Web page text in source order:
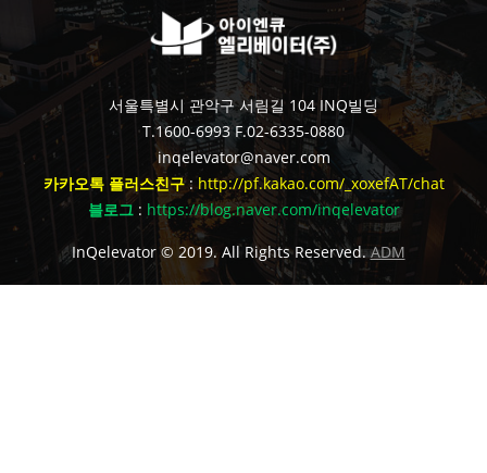
서울특별시 관악구 서림길 104 INQ빌딩
T.1600-6993F.02-6335-0880
inqelevator@naver.com
카카오톡 플러스친구:http://pf.kakao.com/_xoxefAT/chat
블로그: https://blog.naver.com/inqelevator
InQelevator © 2019. All Rights Reserved. ADM